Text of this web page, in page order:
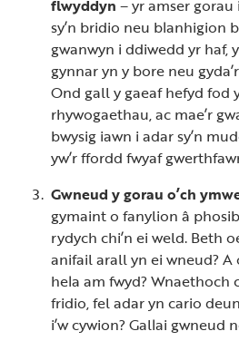
flwyddyn – yr amser
sy’n bridio neu blanhigion
gwanwyn i ddiwedd yr haf,
gynnar yn y bore neu
Ond gall y gaeaf hefyd fod
rhywogaethau, ac mae’r
bwysig iawn i adar sy’n
yw’r ffordd fwyaf
Gwneud y gorau o’ch
gymaint o fanylion â
rydych chi’n ei weld. Beth
anifail arall yn ei wneud? A
hela am fwyd? Wnaethoch
fridio, fel adar yn cario
i’w cywion? Gallai gwneud